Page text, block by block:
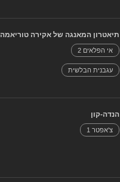
תיאטרון המאנגה של אקירה טוריאמה
אי הפלאים 2
עגבנית הבלשית
הנדה-קון
צ'אפטר 1